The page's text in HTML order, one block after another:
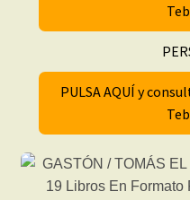
PULSA AQUÍ y